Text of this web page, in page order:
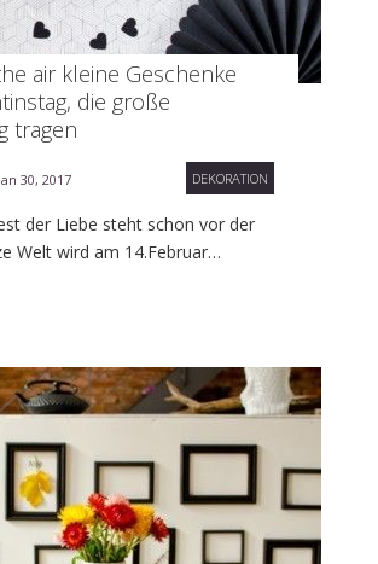
air kleine Geschenke
die große
tragen
Jan 30, 2017 DEKORATION
der Liebe steht schon vor der
Welt wird am 14.Februar…